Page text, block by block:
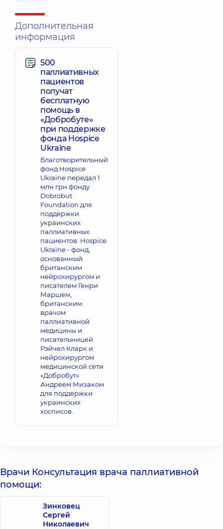
Дополнительная
информация
500
паллиативных
пациентов
получат
бесплатную
помощь в
«Добробуте»
при поддержке
фонда Hospice
Ukraine
Благотворительный
фонд Hospice
Ukraine передал 1
млн грн фонду
Dobrobut
Foundation для
поддержки
украинских
паллиативных
пациентов. Hospice
Ukraine - фонд,
основанный
британским
нейрохирургом и
писателем Генри
Маршем,
британским
врачом
паллиативной
медицины и
писательницей
Рэйчел Кларк и
нейрохирургом
медицинской сети
«Добробут»
Андреем Мизаком
для поддержки
украинских
хосписов.
Врачи Консультация врача паллиативной
помощи:
Зинковец
Сергей
Николаевич